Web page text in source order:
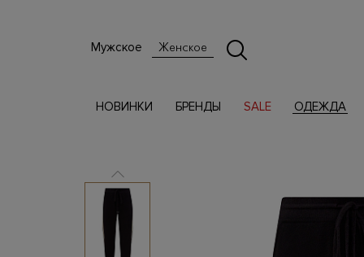
Мужское Женское
НОВИНКИ БРЕНДЫ SALE ОДЕЖДА